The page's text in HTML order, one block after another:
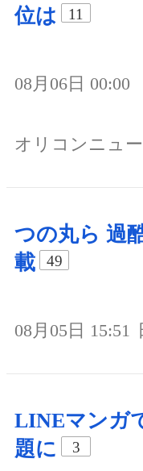
位は
11
08月06日 00:00
オリコンニュ
つの丸ら 過
載
49
08月05日 15:51
LINEマンガ
題に
3